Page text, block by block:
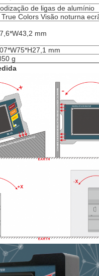
de ligas de alumínio
True Colors Visão noturna
mm
mm
g